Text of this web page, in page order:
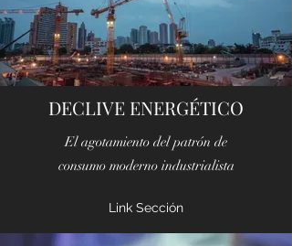
DECLIVE ENERGÉTICO
El agotamiento del patrón de
consumo moderno industrialista
Link Sección